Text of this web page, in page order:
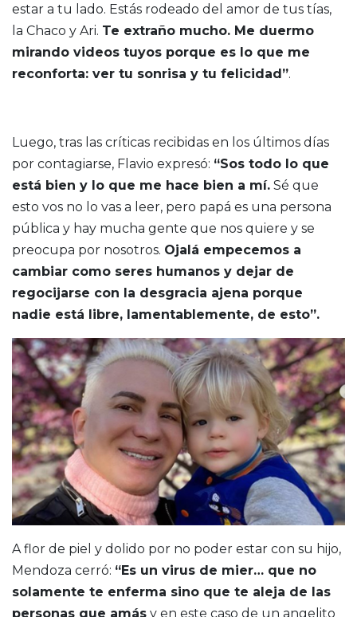
estar a tu lado. Estás rodeado del amor de tus tías,
la Chaco y Ari. Te extraño mucho. Me duermo
mirando videos tuyos porque es lo que me
reconforta: ver tu sonrisa y tu felicidad”.
Luego, tras las críticas recibidas en los últimos días
por contagiarse, Flavio expresó: “Sos todo lo que
está bien y lo que me hace bien a mí. Sé que
esto vos no lo vas a leer, pero papá es una persona
pública y hay mucha gente que nos quiere y se
preocupa por nosotros. Ojalá empecemos a
cambiar como seres humanos y dejar de
regocijarse con la desgracia ajena porque
nadie está libre, lamentablemente, de esto”.
A flor de piel y dolido por no poder estar con su hijo,
Mendoza cerró: “Es un virus de mier… que no
solamente te enferma sino que te aleja de las
personas que amás y en este caso de un angelito